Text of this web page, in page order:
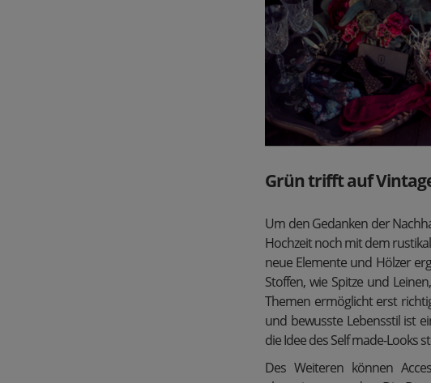
Grün trifft auf
Um den Gedanken der
Hochzeit noch mit dem
neue Elemente und Hölzer
Stoffen, wie Spitze und
Themen ermöglicht erst
und bewusste Lebensstil ist
die Idee des Self made-Looks
Des Weiteren können